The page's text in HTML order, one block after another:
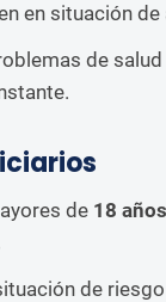
en situación
de
de 18
de